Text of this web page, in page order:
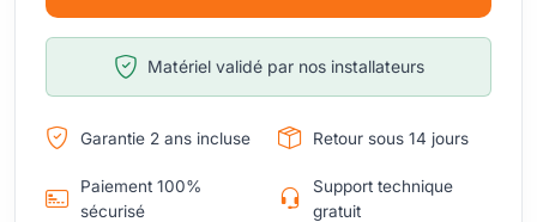
Matériel validé par nos installateurs
Garantie 2 ans incluse Retour sous 14 jours
Paiement 100%
sécurisé
Support technique
gratuit